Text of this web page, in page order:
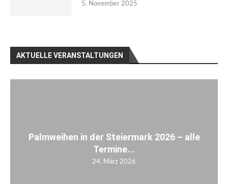
AKTUELLE VERANSTALTUNGEN
Palmweihen in der Steiermark 2026 – alle
Termine...
24. März 2026
5. November 2025